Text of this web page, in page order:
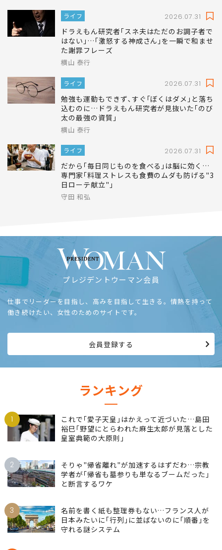
ライフ 2026.07.31
ドラえもん研究者｢スネ夫はただのお調子者で
はない｣…｢激怒する神成さん｣を一瞬で和ませ
た謝罪フレーズ
横山 泰行
ライフ 2026.07.31
勉強も運動もできず､すぐ｢ぼくはダメ｣と落ち
込むのに…ドラえもん研究者が見抜いた｢のび
太の最強の資質｣
横山 泰行
ライフ 2026.07.31
だから｢毎日同じものを食べる｣は脳に効く…
専門家｢料理ストレスも食費のムダも防げる"3
日ローテ献立"｣
守田 和弘
プレジデントウーマン会員
仕事でリーダーを目指し、高みを目指して生きる。情熱を持って
働き続けたい、女性のためのサイトです。
会員登録する
ランキング
1
これで｢愛子天皇｣はかえって近づいた…島田
裕巳｢野望にとらわれた麻生太郎が見落とした
皇室典範の大原則｣
2
そりゃ"帰省離れ"が加速するはずだわ…宗教
学者が｢帰省も墓参りも単なるブームだった｣
と断言するワケ
3
名前を書く紙も整理券もない…フランス人が
日本みたいに｢行列｣に並ばないのに｢順番｣を
守れる謎システム